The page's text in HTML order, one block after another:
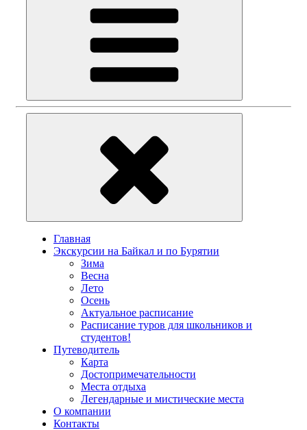
Главная
Экскурсии на Байкал и по Бурятии
Зима
Весна
Лето
Осень
Актуальное расписание
Расписание туров для школьников и
студентов!
Путеводитель
Карта
Достопримечательности
Места отдыха
Легендарные и мистические места
О компании
Контакты